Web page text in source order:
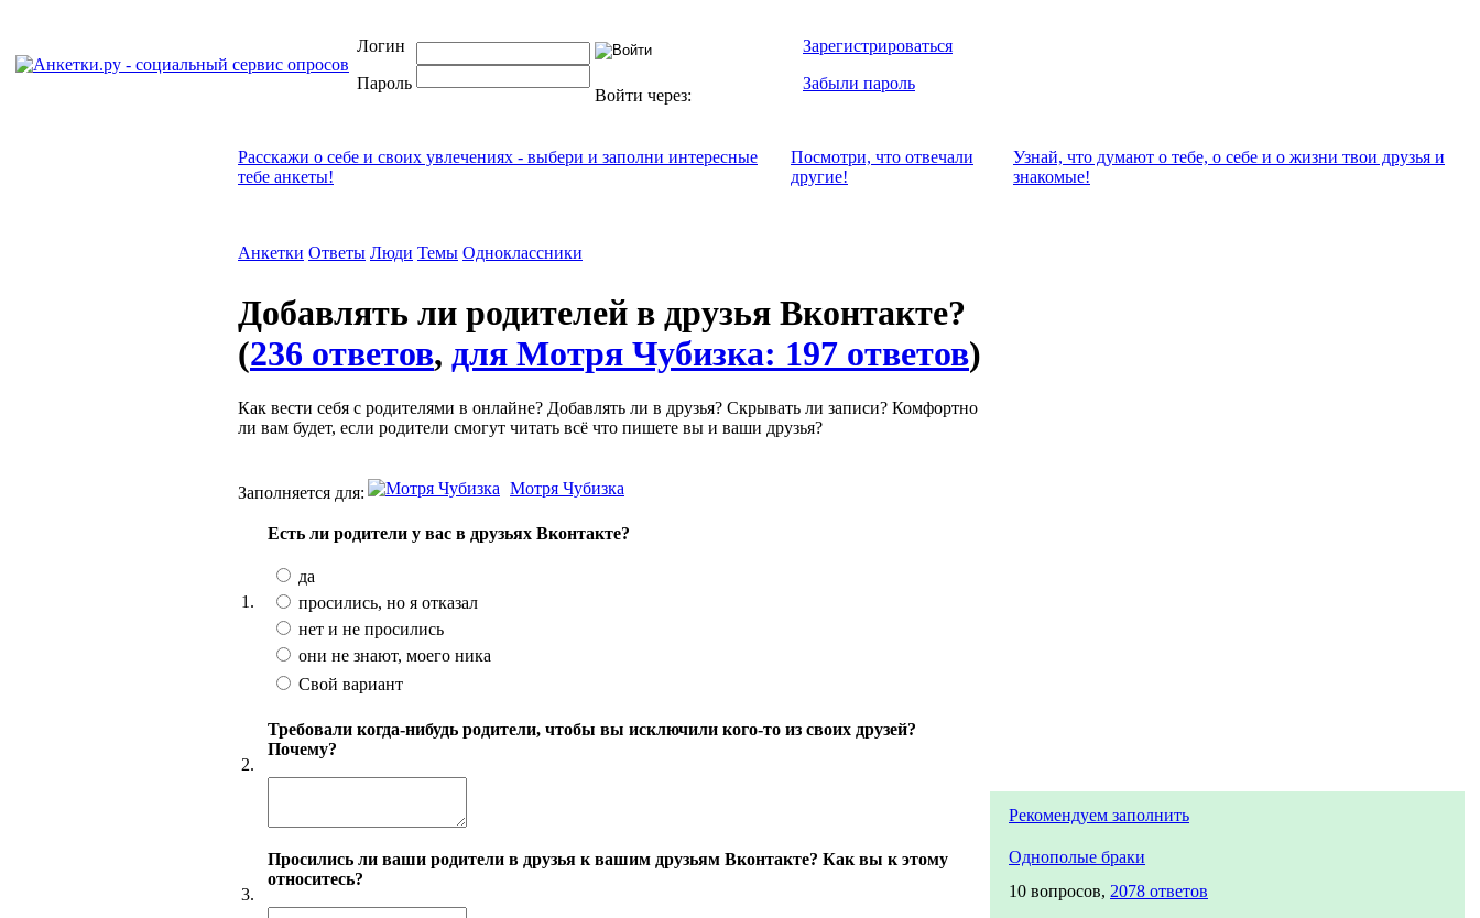
Логин
Пароль
Войти через:
Зарегистрироваться
Забыли пароль
Расскажи о себе и своих увлечениях - выбери и заполни интересные
тебе анкеты!
Посмотри, что отвeчали
другие!
Узнай, что думают о тебе, о себе и о жизни твои друзья и
знакомые!
Анкетки Ответы Люди Темы Одноклассники
Добавлять ли родителей в друзья Вконтакте?
(236 ответов, для Мотря Чубизка: 197 ответов)
Как вести себя с родителями в онлайне? Добавлять ли в друзья? Скрывать ли записи? Комфортно
ли вам будет, если родители смогут читать всё что пишете вы и ваши друзья?
Заполняется для: Мотря Чубизка
1.
Есть ли родители у вас в друзьях Вконтакте?
да
просились, но я отказал
нет и не просились
они не знают, моего ника
Свой вариант
2.
Требовали когда-нибудь родители, чтобы вы исключили кого-то из своих друзей?
Почему?
3.
Просились ли ваши родители в друзья к вашим друзьям Вконтакте? Как вы к этому
относитесь?
Рекомендуем заполнить
Однополые браки
10 вопросов, 2078 ответов